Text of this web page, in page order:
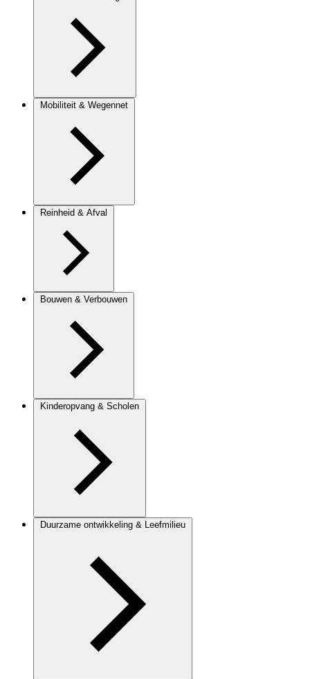
Mobiliteit & Wegennet
Reinheid & Afval
Bouwen & Verbouwen
Kinderopvang & Scholen
Duurzame ontwikkeling & Leefmilieu